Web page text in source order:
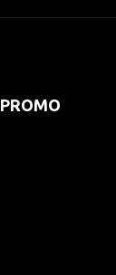
PROMO